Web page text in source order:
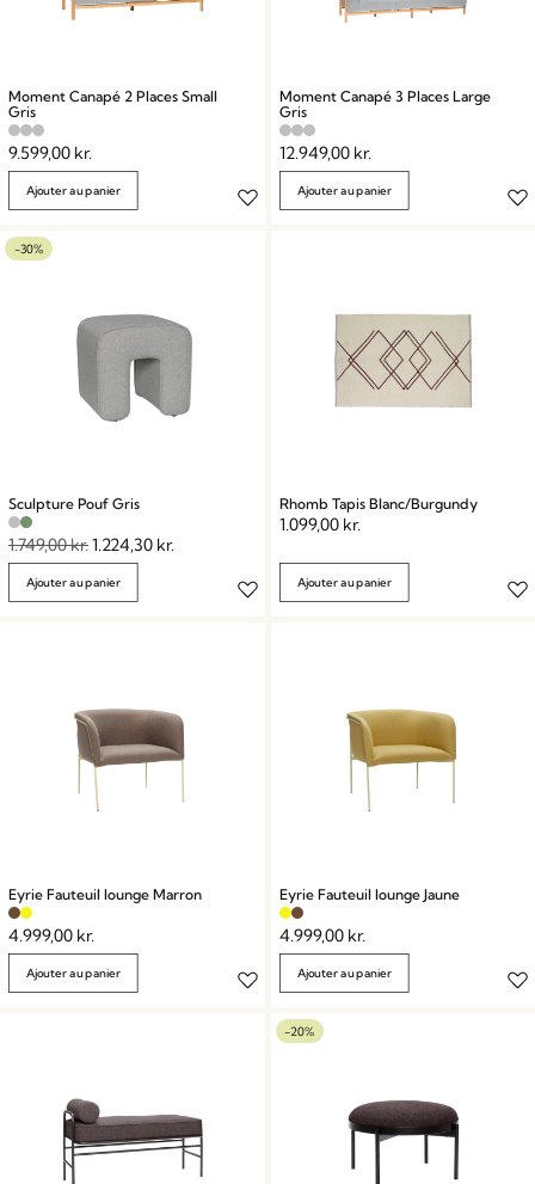
Moment Canapé 2 Places Small
Gris
9.599,00 kr.
Ajouter au panier
Moment Canapé 3 Places Large
Gris
12.949,00 kr.
Ajouter au panier
-30%
Sculpture Pouf Gris
1.749,00kr.1.224,30 kr.
Ajouter au panier
Rhomb Tapis Blanc/Burgundy
1.099,00 kr.
Ajouter au panier
Eyrie Fauteuil lounge Marron
4.999,00 kr.
Ajouter au panier
Eyrie Fauteuil lounge Jaune
4.999,00 kr.
Ajouter au panier
-20%